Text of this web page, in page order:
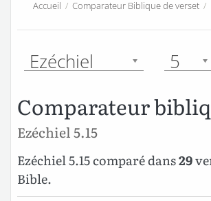
Accueil / Comparateur Biblique de verset/
Ezéchiel 5
Comparateur
Ezéchiel 5.15
Ezéchiel 5.15 comparé dans29
Bible.